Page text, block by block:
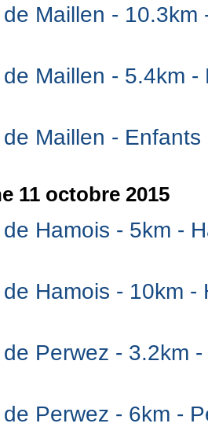
Maillen - 10.3km
Maillen - 5.4km -
Maillen - Enfants
11 octobre 2015
Hamois - 5km -
Hamois - 10km -
Perwez - 3.2km
Perwez - 6km -